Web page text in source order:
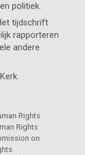
politiek.
tijdschrift
rapporteren
andere
.
Rights
Rights
on